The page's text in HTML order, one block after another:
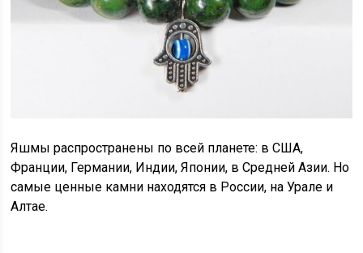
Яшмы распространены по всей планете: в США,
Франции, Германии, Индии, Японии, в Средней Азии. Но
самые ценные камни находятся в России, на Урале и
Алтае.